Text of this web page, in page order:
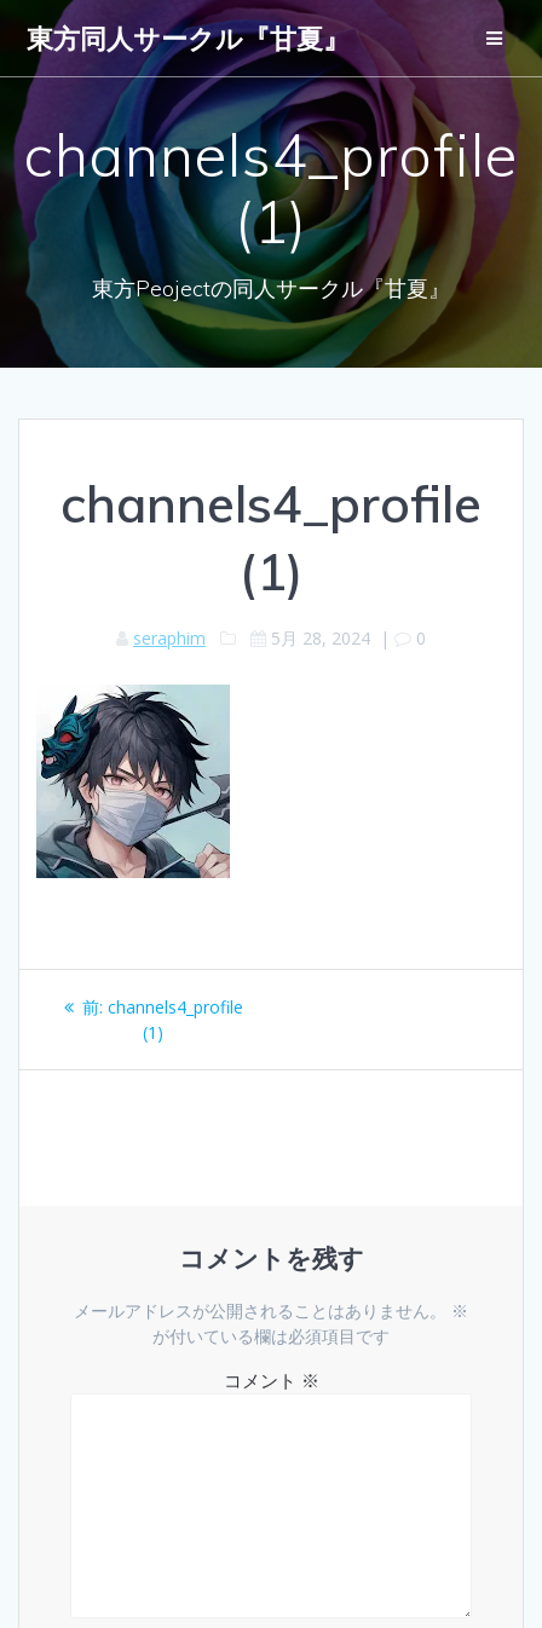
コ
ン
テ
ン
ツ
へ
ス
ッ
プ
東方同人サークル『甘夏』
channels4_profile
(1)
東方Peojectの同人サークル『甘夏』
channels4_profile
(1)
seraphim 5月 28, 2024 | 0
前: 過
channels4_profile
(1)
コメントを残す
メールアドレスが公開されることはありません。
※
が付いている欄は必須項目です
コメント ※